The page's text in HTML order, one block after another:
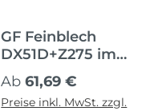
GF Feinblech
DX51D+Z275 im
Großformat
Regulärer Preis:
Ab61,69 €
Preise inkl. MwSt. zzgl.